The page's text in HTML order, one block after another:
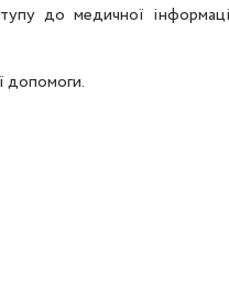
до медичної
допомоги.